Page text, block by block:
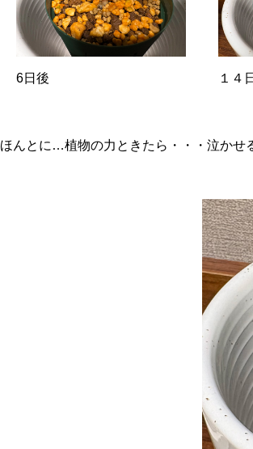
6日後 １４
ほんとに…植物の力ときたら・・・泣かせ